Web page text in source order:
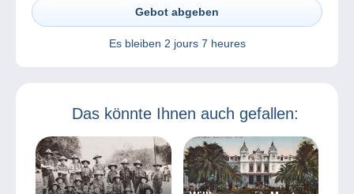
Gebot abgeben
Es bleiben 2 jours 7 heures
Das könnte Ihnen auch gefallen: